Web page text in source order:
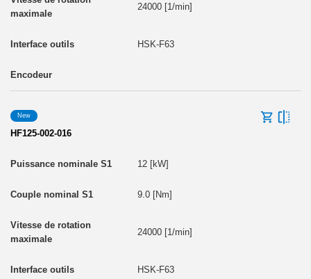
24000 [1/min]
HSK-F63
New
HF125-002-016
12 [kW]
9.0 [Nm]
24000 [1/min]
HSK-F63